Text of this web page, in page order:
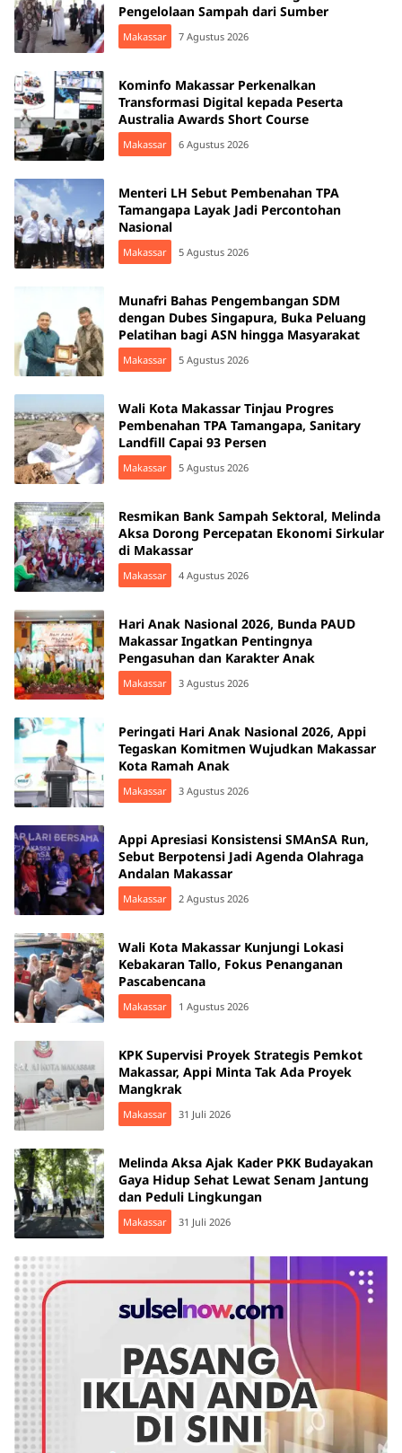
Pengelolaan Sampah dari Sumber
Makassar 7 Agustus 2026
Kominfo Makassar Perkenalkan
Transformasi Digital kepada Peserta
Australia Awards Short Course
Makassar 6 Agustus 2026
Menteri LH Sebut Pembenahan TPA
Tamangapa Layak Jadi Percontohan
Nasional
Makassar 5 Agustus 2026
Munafri Bahas Pengembangan SDM
dengan Dubes Singapura, Buka Peluang
Pelatihan bagi ASN hingga Masyarakat
Makassar 5 Agustus 2026
Wali Kota Makassar Tinjau Progres
Pembenahan TPA Tamangapa, Sanitary
Landfill Capai 93 Persen
Makassar 5 Agustus 2026
Resmikan Bank Sampah Sektoral, Melinda
Aksa Dorong Percepatan Ekonomi Sirkular
di Makassar
Makassar 4 Agustus 2026
Hari Anak Nasional 2026, Bunda PAUD
Makassar Ingatkan Pentingnya
Pengasuhan dan Karakter Anak
Makassar 3 Agustus 2026
Peringati Hari Anak Nasional 2026, Appi
Tegaskan Komitmen Wujudkan Makassar
Kota Ramah Anak
Makassar 3 Agustus 2026
Appi Apresiasi Konsistensi SMAnSA Run,
Sebut Berpotensi Jadi Agenda Olahraga
Andalan Makassar
Makassar 2 Agustus 2026
Wali Kota Makassar Kunjungi Lokasi
Kebakaran Tallo, Fokus Penanganan
Pascabencana
Makassar 1 Agustus 2026
KPK Supervisi Proyek Strategis Pemkot
Makassar, Appi Minta Tak Ada Proyek
Mangkrak
Makassar 31 Juli 2026
Melinda Aksa Ajak Kader PKK Budayakan
Gaya Hidup Sehat Lewat Senam Jantung
dan Peduli Lingkungan
Makassar 31 Juli 2026